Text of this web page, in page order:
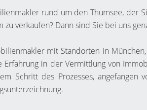
rund um den Thumsee, der
verkaufen? Dann sind Sie bei uns
mit Standorten in
Erfahrung in der Vermittlung von
Schritt des Prozesses,